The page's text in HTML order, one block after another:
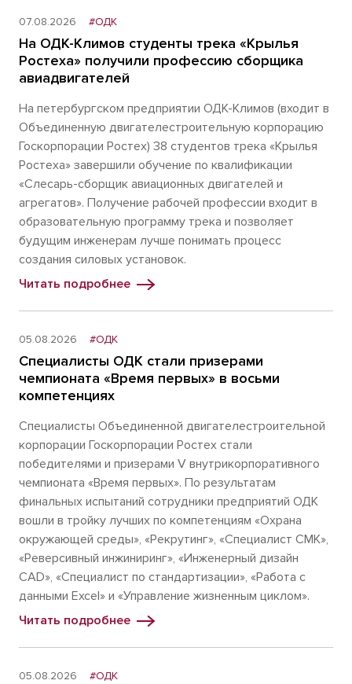
07.08.2026 #ОДК
На ОДК-Климов студенты трека «Крылья
Ростеха» получили профессию сборщика
авиадвигателей
На петербургском предприятии ОДК-Климов (входит в
Объединенную двигателестроительную корпорацию
Госкорпорации Ростех) 38 студентов трека «Крылья
Ростеха» завершили обучение по квалификации
«Слесарь-сборщик авиационных двигателей и
агрегатов». Получение рабочей профессии входит в
образовательную программу трека и позволяет
будущим инженерам лучше понимать процесс
создания силовых установок.
Читать подробнее
05.08.2026 #ОДК
Специалисты ОДК стали призерами
чемпионата «Время первых» в восьми
компетенциях
Специалисты Объединенной двигателестроительной
корпорации Госкорпорации Ростех стали
победителями и призерами V внутрикорпоративного
чемпионата «Время первых». По результатам
финальных испытаний сотрудники предприятий ОДК
вошли в тройку лучших по компетенциям «Охрана
окружающей среды», «Рекрутинг», «Специалист СМК»,
«Реверсивный инжиниринг», «Инженерный дизайн
CAD», «Специалист по стандартизации», «Работа с
данными Excel» и «Управление жизненным циклом».
Читать подробнее
05.08.2026 #ОДК